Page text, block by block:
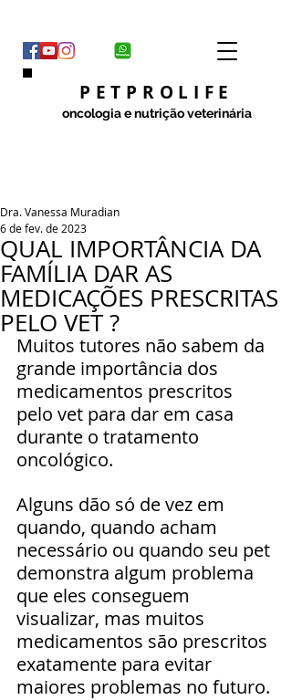
PETPROLIFE
oncologia e nutrição veterinária
QUAL IMPORTÂNCIA DA
FAMÍLIA DAR AS
MEDICAÇÕES PRESCRITAS
PELO VET ?
Dra. Vanessa Muradian
6 de fev. de 2023
Muitos tutores não sabem da
grande importância dos
medicamentos prescritos
pelo vet para dar em casa
durante o tratamento
oncológico.
Alguns dão só de vez em
quando, quando acham
necessário ou quando seu pet
demonstra algum problema
que eles conseguem
visualizar, mas muitos
medicamentos são prescritos
exatamente para evitar
maiores problemas no futuro.